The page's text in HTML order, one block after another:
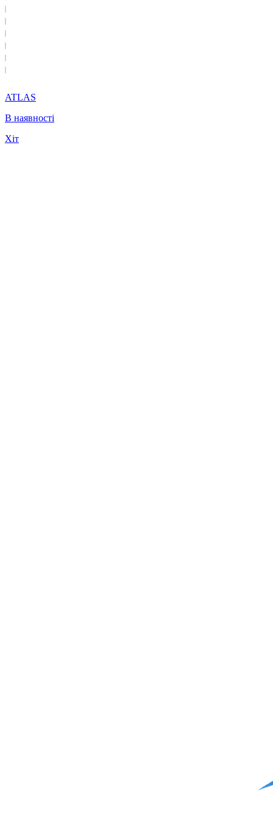
ATLAS
В наявності
Хіт